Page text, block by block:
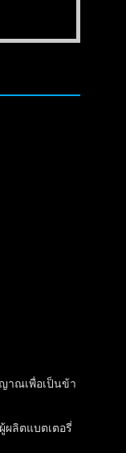
าณเพื่อเป็นข้า
ลิตแบตเตอรี่